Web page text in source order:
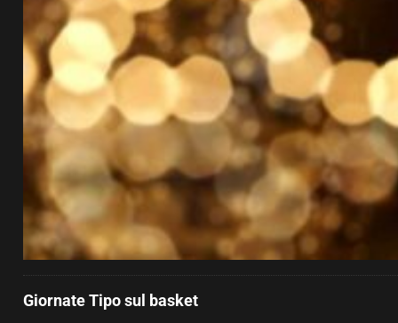
Giornate Tipo sul basket